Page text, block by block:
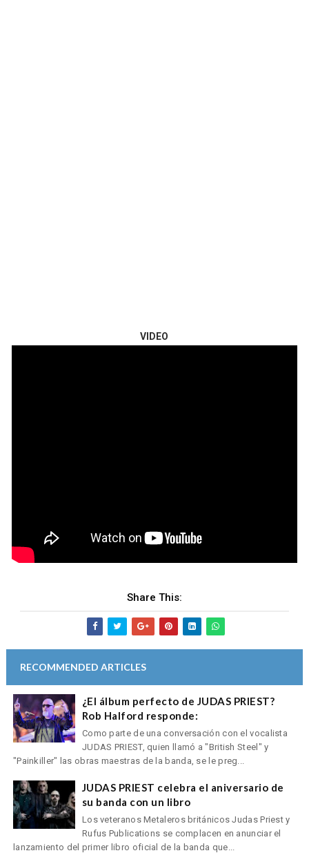
VIDEO
Share This:
RECOMMENDED ARTICLES
¿El álbum perfecto de JUDAS PRIEST?
Rob Halford responde:
Como parte de una conversación con el vocalista
JUDAS PRIEST, quien llamó a "British Steel" y
"Painkiller" las obras maestras de la banda, se le preg...
JUDAS PRIEST celebra el aniversario de
su banda con un libro
Los veteranos Metaleros británicos Judas Priest y
Rufus Publications se complacen en anunciar el
lanzamiento del primer libro oficial de la banda que...